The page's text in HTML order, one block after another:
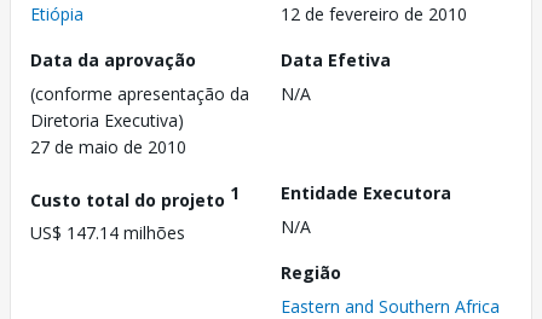
Etiópia
12 de fevereiro de 2010
Data da aprovação
(conforme apresentação da
Diretoria Executiva)
27 de maio de 2010
Data Efetiva
N/A
Custo total do projeto 1
US$ 147.14 milhões
Entidade Executora
N/A
Região
Eastern and Southern Africa